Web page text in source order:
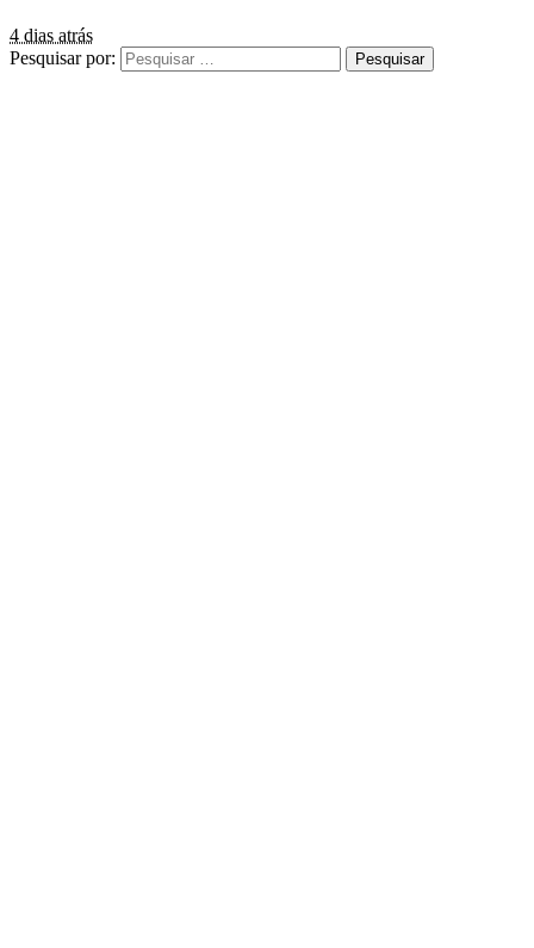
4 dias atrás
Pesquisar por: